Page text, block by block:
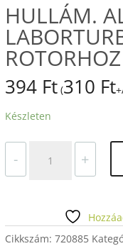
HULLÁM.
ROTORHOZ
394 Ft (310 Ft
Készleten
-
ALÁTÉT
LABORTURBINA
mennyiség
+
Cikkszám: 720885